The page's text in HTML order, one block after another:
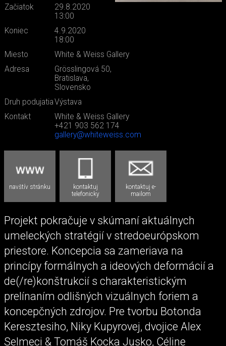
Začiatok
29.8.2020
13:00
Koniec
4.9.2020
18:00
Miesto
White & Weiss Gallery
Adresa
Grösslingová 50,
Bratislava,
Slovensko
Druh podujatiaVýstava
Kontakt
White & Weiss Gallery
+421 903 562 174
gallery@whiteweiss.com
navštív stránku
kontaktuj
telefonicky
kontaktuj e-
mailom
Projekt pokračuje v skúmaní aktuálnych
umeleckých stratégií v stredoeurópskom
priestore. Koncepcia sa zameriava na
princípy formálnych a ideových deformácií a
de(/re)konštrukcií s charakteristickým
prelínaním odlišných vizuálnych foriem a
koncepčných zdrojov. Pre tvorbu Botonda
Keresztesiho, Niky Kupyrovej, dvojice Alex
Selmeci & Tomáš Kocka Jusko, Céline